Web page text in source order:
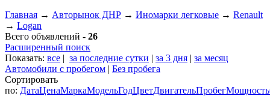
Главная → Авторынок ДНР → Иномарки легковые → Renault
→ Logan
Всего объявлений - 26
Расширенный поиск
Показать: все | за последние сутки | за 3 дня | за месяц
Автомобили с пробегом | Без пробега
Сортировать
по: ДатаЦенаМаркаМодельГодЦветДвигательПробегМощность